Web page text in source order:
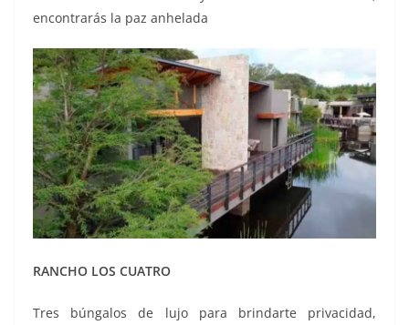
encontrarás la paz anhelada
RANCHO LOS CUATRO
Tres búngalos de lujo para brindarte privacidad,